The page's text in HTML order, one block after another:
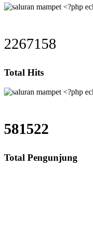
2267158
Total Hits
581522
Total Pengunjung